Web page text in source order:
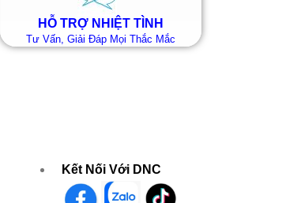
HỖ TRỢ NHIỆT TÌNH
Tư Vấn, Giải Đáp Mọi Thắc Mắc
Kết Nối Với DNC